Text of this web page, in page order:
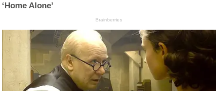
‘Home Alone’
Brainberries